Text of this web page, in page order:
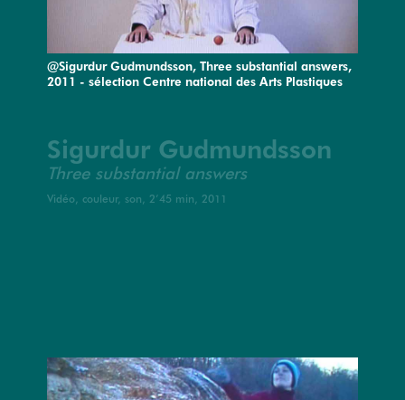
@Sigurdur Gudmundsson, Three substantial answers,
2011 - sélection Centre national des Arts Plastiques
Sigurdur Gudmundsson
Three substantial answers
Vidéo, couleur, son, 2’45 min, 2011